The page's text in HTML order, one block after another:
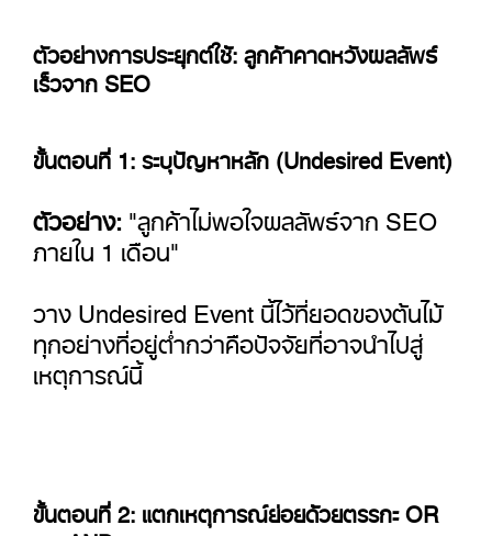
ตัวอย่างการประยุกต์ใช้: ลูกค้าคาดหวังผลลัพธ์
เร็วจาก SEO
ขั้นตอนที่ 1: ระบุปัญหาหลัก (Undesired Event)
ตัวอย่าง:"ลูกค้าไม่พอใจผลลัพธ์จาก SEO
ภายใน 1 เดือน"
วาง Undesired Event นี้ไว้ที่ยอดของต้นไม้
ทุกอย่างที่อยู่ต่ำกว่าคือปัจจัยที่อาจนำไปสู่
เหตุการณ์นี้
ขั้นตอนที่ 2: แตกเหตุการณ์ย่อยด้วยตรรกะ OR